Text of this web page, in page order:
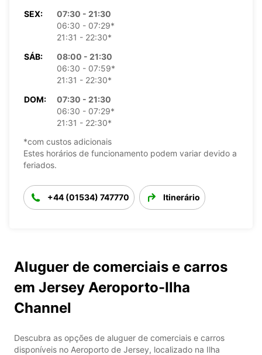
SEX:
07:30 - 21:30
06:30 - 07:29*
21:31 - 22:30*
SÁB:
08:00 - 21:30
06:30 - 07:59*
21:31 - 22:30*
DOM:
07:30 - 21:30
06:30 - 07:29*
21:31 - 22:30*
*com custos adicionais
Estes horários de funcionamento podem variar devido a
feriados.
+44 (01534) 747770 Itinerário
Aluguer de comerciais e carros
em Jersey Aeroporto-Ilha
Channel
Descubra as opções de aluguer de comerciais e carros
disponíveis no Aeroporto de Jersey, localizado na Ilha